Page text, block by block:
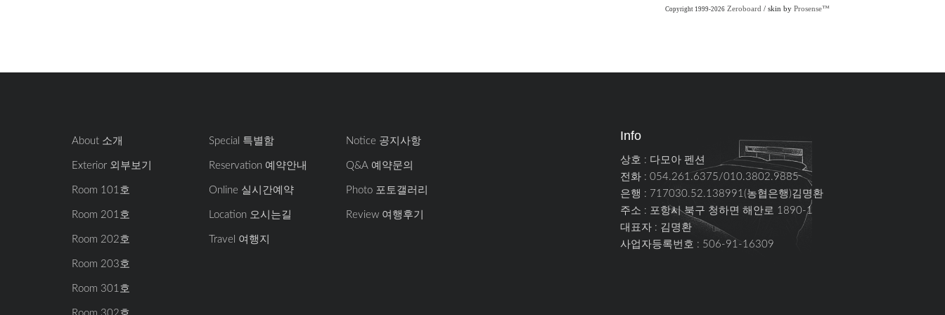
Copyright 1999-2026 Zeroboard / skin by Prosense™
About 소개
Exterior 외부보기
Room 101호
Room 201호
Room 202호
Room 203호
Room 301호
Special 특별함
Reservation 예약안내
Online 실시간예약
Location 오시는길
Travel 여행지
Notice 공지사항
Q&A 예약문의
Photo 포토갤러리
Review 여행후기
Info
상호 : 다모아 펜션
전화 : 054.261.6375/010.3802.9885
은행 : 717030.52.138991(농협은행)김명환
주소 : 포항시 북구 청하면 해안로 1890-1
대표자 : 김명환
사업자등록번호 : 506-91-16309